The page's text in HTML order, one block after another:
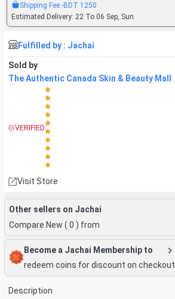
Shipping Fee:-BDT 1250
Estimated Delivery: 22 To 06 Sep, Sun
Fulfilled by : Jachai
Sold by
The Authentic Canada Skin & Beauty Mall
VERIFIED
Visit Store
Other sellers on Jachai
Compare New ( 0 ) from
Become a Jachai Membership to
redeem coins for discount on checkout
Description